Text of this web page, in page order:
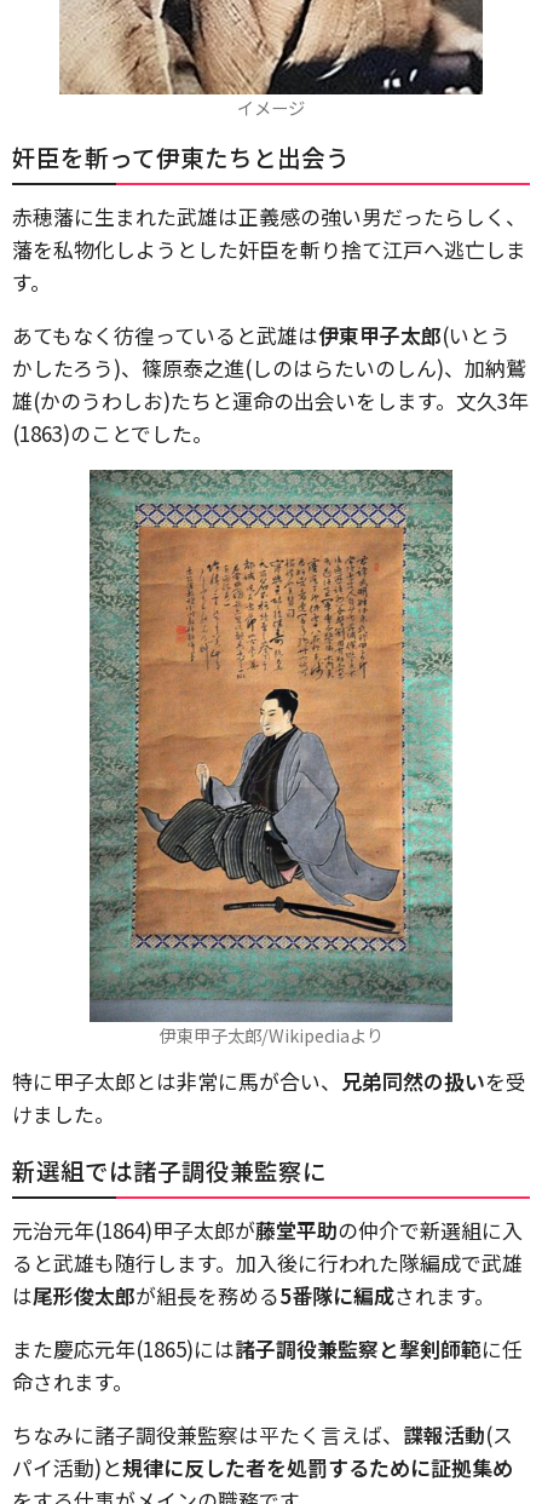
イメージ
奸臣を斬って伊東たちと出会う
赤穂藩に生まれた武雄は正義感の強い男だったらしく、
藩を私物化しようとした奸臣を斬り捨て江戸へ逃亡しま
す。
あてもなく彷徨っていると武雄は伊東甲子太郎(いとう
かしたろう)、篠原泰之進(しのはらたいのしん)、加納鷲
雄(かのうわしお)たちと運命の出会いをします。文久3年
(1863)のことでした。
伊東甲子太郎/Wikipediaより
特に甲子太郎とは非常に馬が合い、 兄弟同然の扱いを受
けました。
新選組では諸子調役兼監察に
元治元年(1864)甲子太郎が藤堂平助の仲介で新選組に入
ると武雄も随行します。加入後に行われた隊編成で武雄
は尾形俊太郎が組長を務める5番隊に編成されます。
また慶応元年(1865)には諸子調役兼監察と撃剣師範に任
命されます。
ちなみに諸子調役兼監察は平たく言えば、 諜報活動(ス
パイ活動)と規律に反した者を処罰するために証拠集め